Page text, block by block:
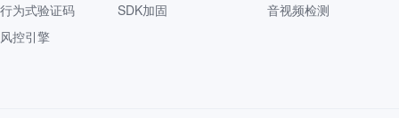
行为式验证码
风控引擎
SDK加固
音视频检测